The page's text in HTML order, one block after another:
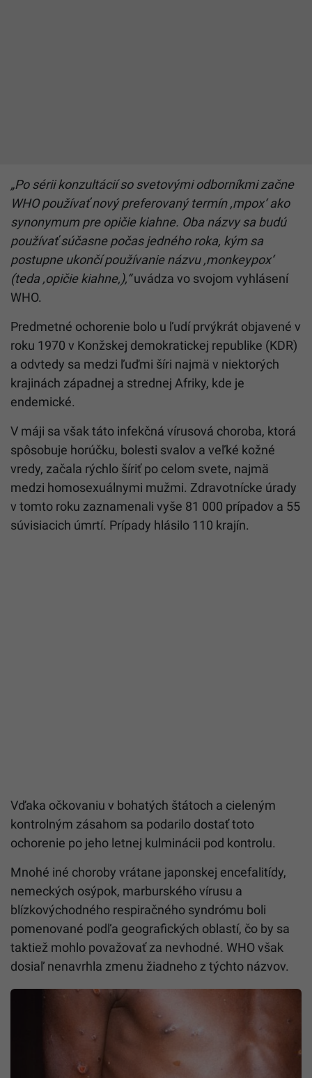
„Po sérii konzultácií so svetovými odborníkmi začne
WHO používať nový preferovaný termín ,mpox‘ ako
synonymum pre opičie kiahne. Oba názvy sa budú
používať súčasne počas jedného roka, kým sa
postupne ukončí používanie názvu ,monkeypox‘
(teda ,opičie kiahne‚),“uvádza vo svojom vyhlásení
WHO.
Predmetné ochorenie bolo u ľudí prvýkrát objavené v
roku 1970 v Konžskej demokratickej republike (KDR)
a odvtedy sa medzi ľuďmi šíri najmä v niektorých
krajinách západnej a strednej Afriky, kde je
endemické.
V máji sa však táto infekčná vírusová choroba, ktorá
spôsobuje horúčku, bolesti svalov a veľké kožné
vredy, začala rýchlo šíriť po celom svete, najmä
medzi homosexuálnymi mužmi. Zdravotnícke úrady
v tomto roku zaznamenali vyše 81 000 prípadov a 55
súvisiacich úmrtí. Prípady hlásilo 110 krajín.
Vďaka očkovaniu v bohatých štátoch a cieleným
kontrolným zásahom sa podarilo dostať toto
ochorenie po jeho letnej kulminácii pod kontrolu.
Mnohé iné choroby vrátane japonskej encefalitídy,
nemeckých osýpok, marburského vírusu a
blízkovýchodného respiračného syndrómu boli
pomenované podľa geografických oblastí, čo by sa
taktiež mohlo považovať za nevhodné. WHO však
dosiaľ nenavrhla zmenu žiadneho z týchto názvov.